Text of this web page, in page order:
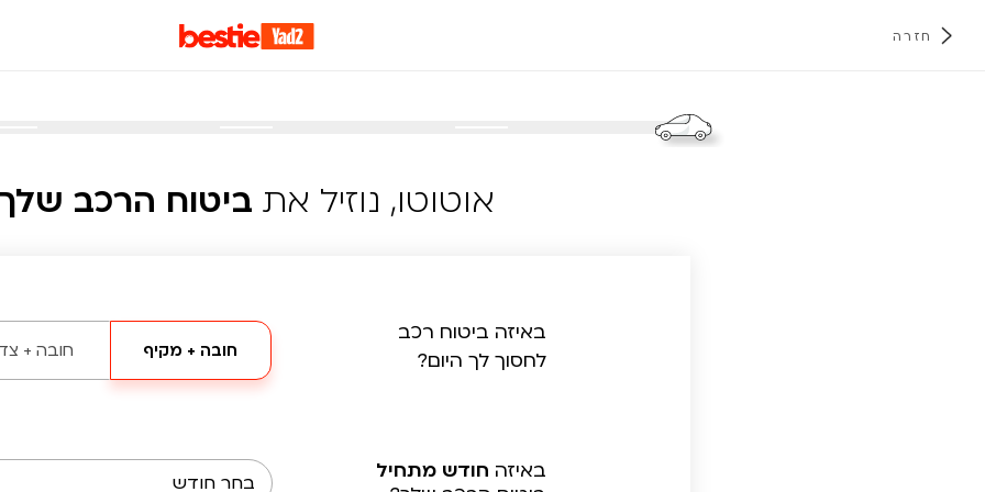
חזרה
אוטוטו, נוזיל את ביטוח הרכב
באיזה ביטוח רכב
לחסוך לך היום?
חובה + מקיף חובה +
באיזה חודש מתחיל